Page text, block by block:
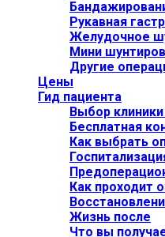
Рукавная
Желудочное
Мини
Другие
Цены
Гид пациента
Выбор
Бесплатная
Как выбрать
Как проходит
Жизнь после
Что вы